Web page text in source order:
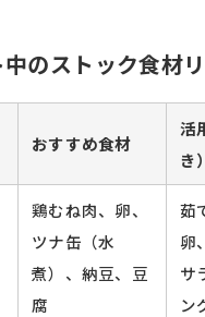
のストック食材
おすすめ食材
活
き）
鶏むね肉、卵、
ツナ缶（水
煮）、納豆、豆
腐
茹
卵
サ
ン